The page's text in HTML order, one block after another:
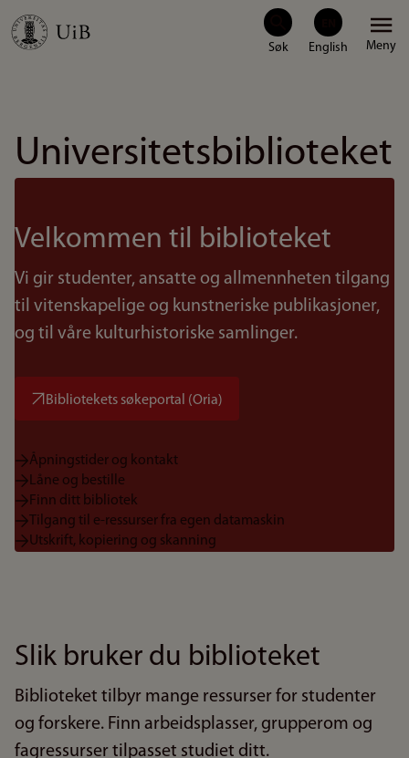
Hopp
Meny
Universitetsbiblioteket
Velkommen til biblioteket
Vi gir studenter, ansatte og allmennheten tilgang
til vitenskapelige og kunstneriske publikasjoner,
og til våre kulturhistoriske samlinger.
Bibliotekets søkeportal (Oria)
Åpningstider og kontakt
Låne og bestille
Finn ditt bibliotek
Tilgang til e-ressurser fra egen datamaskin
Utskrift, kopiering og skanning
Slik bruker du biblioteket
Biblioteket tilbyr mange ressurser for studenter
og forskere. Finn arbeidsplasser, grupperom og
fagressurser tilpasset studiet ditt.